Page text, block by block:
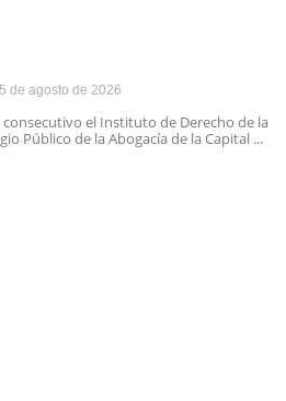
5 de agosto de 2026
el Instituto de Derecho de la
Público de la Abogacía de la Capital ...